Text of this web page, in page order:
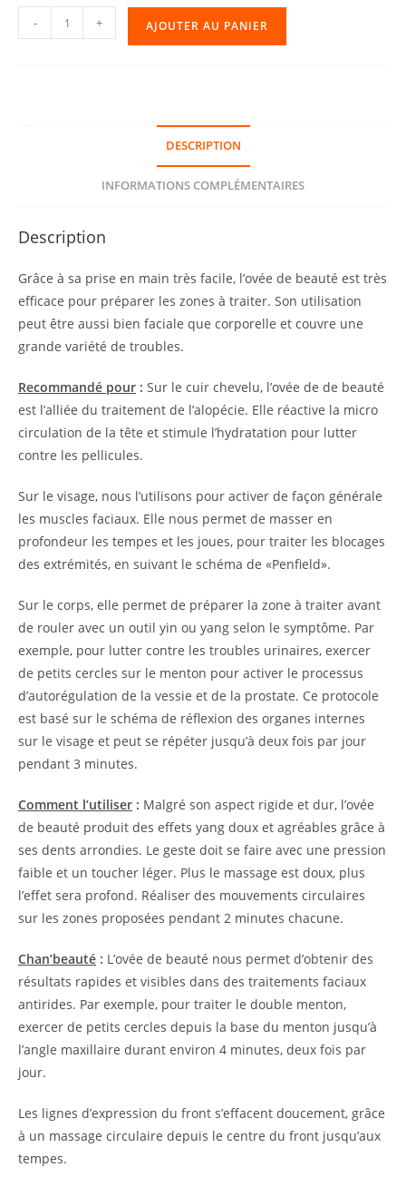
quantité
de
- + AJOUTER AU PANIER
DESCRIPTION
INFORMATIONS COMPLÉMENTAIRES
Description
Grâce à sa prise en main très facile, l’ovée de beauté est très
efficace pour préparer les zones à traiter. Son utilisation
peut être aussi bien faciale que corporelle et couvre une
grande variété de troubles.
Recommandé pour : Sur le cuir chevelu, l’ovée de de beauté
est l’alliée du traitement de l’alopécie. Elle réactive la micro
circulation de la tête et stimule l’hydratation pour lutter
contre les pellicules.
Sur le visage, nous l’utilisons pour activer de façon générale
les muscles faciaux. Elle nous permet de masser en
profondeur les tempes et les joues, pour traiter les blocages
des extrémités, en suivant le schéma de «Penfield».
Sur le corps, elle permet de préparer la zone à traiter avant
de rouler avec un outil yin ou yang selon le symptôme. Par
exemple, pour lutter contre les troubles urinaires, exercer
de petits cercles sur le menton pour activer le processus
d’autorégulation de la vessie et de la prostate. Ce protocole
est basé sur le schéma de réflexion des organes internes
sur le visage et peut se répéter jusqu’à deux fois par jour
pendant 3 minutes.
Comment l’utiliser : Malgré son aspect rigide et dur, l’ovée
de beauté produit des effets yang doux et agréables grâce à
ses dents arrondies. Le geste doit se faire avec une pression
faible et un toucher léger. Plus le massage est doux, plus
l’effet sera profond. Réaliser des mouvements circulaires
sur les zones proposées pendant 2 minutes chacune.
Chan’beauté : L’ovée de beauté nous permet d’obtenir des
résultats rapides et visibles dans des traitements faciaux
antirides. Par exemple, pour traiter le double menton,
exercer de petits cercles depuis la base du menton jusqu’à
l’angle maxillaire durant environ 4 minutes, deux fois par
jour.
Les lignes d’expression du front s’effacent doucement, grâce
à un massage circulaire depuis le centre du front jusqu’aux
tempes.